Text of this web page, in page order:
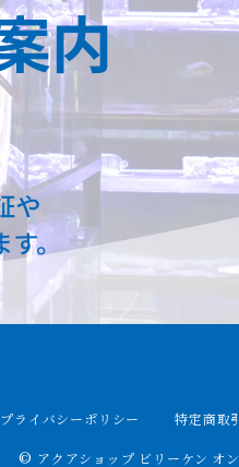
プライバシーポリシー 特定商取
© アクアショップ ビリーケン オ